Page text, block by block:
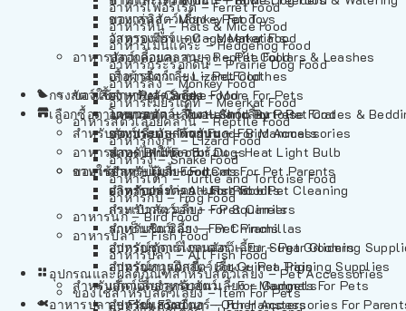
อาหารเฟอร์เร็ต – Ferret Food
อาหารหนู – Rats & Mice Food
อาหารเม่นแคระ – Hedgehog Food
อาหารกระรอกดิน – Prairie Dog Food
อาหารลิง – Monkey Food
อาหารเมียร์แคท – Meerkat Food
อาหารสัตว์เลี้อยคลาน – Reptile Food
อาหารกิ้งก่า – Lizard Food
อาหารงู – Snake Food
อาหารเต่า – Turtle and Tortoise Food
อาหารกบ – Frog Food
อาหารนก – Bird Food
อาหารปลา – Fish Food
อาหารปลา – All Fish Food
อุปกรณและผลิตภัณฑ์สำหรับสัตว์เลี้ยง – Pet Accessories
ของใช้สำหรับสัตว์เลี้ยง – Item For Pets
อาหารลิง – Monkey Food
อาหารเมียร์แคท – Meerkat Food
อาหารสัตว์เลี้อยคลาน – Reptile Food
อาหารกิ้งก่า – Lizard Food
อาหารงู – Snake Food
อาหารเต่า – Turtle and Tortoise Food
อาหารกบ – Frog Food
อาหารนก – Bird Food
อาหารปลา – Fish Food
อาหารปลา – All Fish Food
ของเล่นสัตว์เลี้ยง – Pet Toys
วัสดุรองกรง – Cage Materials
ปลอกคอและสายจูง – Pet Collars & Leashes
เสื้อผ้าสัตว์เลี้ยง – Pet Clothes
ของใช้สำหรับสัตว์เลี้ยง – More For Pets
โดมนอนและที่นอนสัตว์เลี้ยง – Pet Crates &
ของประดับสำหรับนก – Bird Accessories
หลอดไฟให้ความร้อน – Heat Light Bulb
ของใช้สำหรับผู้เลี้ยง – Items For Pet Parents
ผลิตภัณฑ์ทำความสะอาด – Pet Cleaning
กระเป๋าสัตว์เลี้ยง – Pet Carriers
รถเข็นสัตว์เลี้ยง – Pet Prams
อุปกรณ์ตัดแต่งขนสัตว์เลี้ยง – Pet Grooming
อุปกรณ์การฝึกสัตว์เลี้ยง – Pet Training Supplies
แก็ดเจ็ตสำหรับสัตว์เลี้ยง – Gadgets For Pets
อุปกรณ์เสริมอื่นๆ – Other Accessories For
กรงสัตว์เลี้ยง – Pet Cages
เลือกซื้อตามหมวดสัตว์เลี้ยง – Shop By Pet
สำหรับสัตว์เลี้ยงลูกด้วยนม – For Mammals
สำหรับสุนัข – For Dogs
สำหรับแมว – For Cats
สำหรับกระต่าย – For Rabbits
สำหรับกระรอก – For Squirrels
สำหรับชินชิล่า – For Chinchillas
สำหรับชูการ์ไกลเดอร์ – For Sugar Gliders
สำหรับหนูแกสบี้ – For Guinea Pigs
สำหรับสัตว์เลี้ยงลูกด้วยนม – For Mammals
สำหรับแฮมสเตอร์ – For Hamsters
อาหารปลา – Fish Food